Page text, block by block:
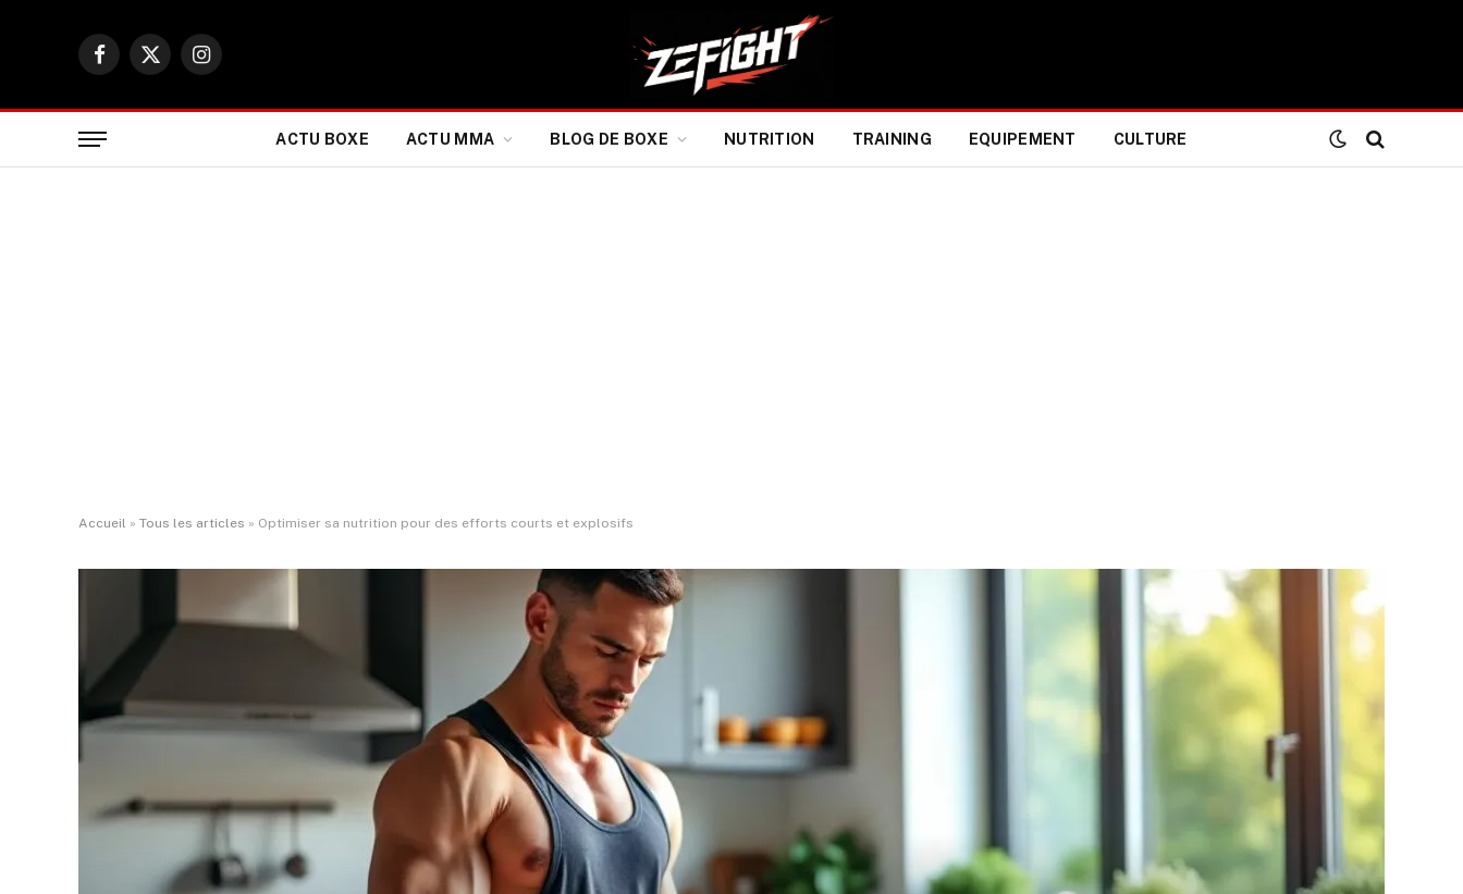
Facebook
X
Instagram
ACTU BOXE ACTU MMA BLOG DE BOXE NUTRITION TRAINING EQUIPEMENT CULTURE
Accueil » Tous les articles » Optimiser sa nutrition pour des efforts courts et explosifs